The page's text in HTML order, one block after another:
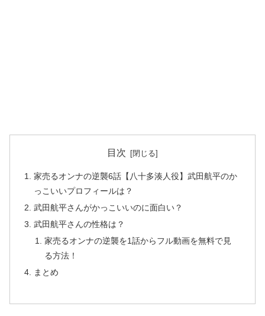
目次
家売るオンナの逆襲6話【八十多湊人役】武田航平のか
っこいいプロフィールは？
武田航平さんがかっこいいのに面白い？
武田航平さんの性格は？
家売るオンナの逆襲を1話からフル動画を無料で見
る方法！
まとめ